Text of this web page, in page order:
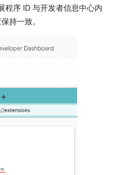
程序 ID 与开发者信息中心内
持一致。